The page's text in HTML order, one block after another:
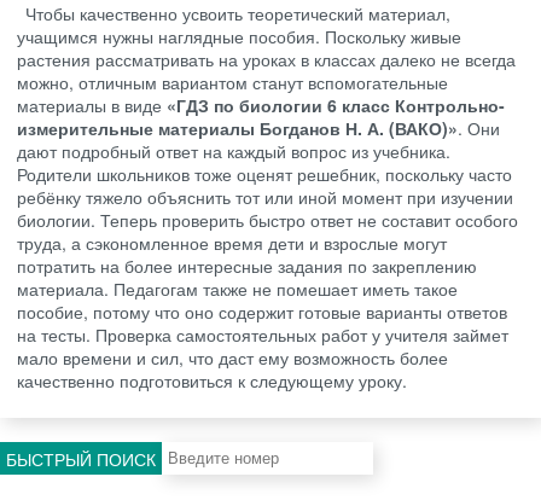
Чтобы качественно усвоить теоретический материал,
учащимся нужны наглядные пособия. Поскольку живые
растения рассматривать на уроках в классах далеко не всегда
можно, отличным вариантом станут вспомогательные
материалы в виде «ГДЗ по биологии 6 класс Контрольно-
измерительные материалы Богданов Н. А. (ВАКО)». Они
дают подробный ответ на каждый вопрос из учебника.
Родители школьников тоже оценят решебник, поскольку часто
ребёнку тяжело объяснить тот или иной момент при изучении
биологии. Теперь проверить быстро ответ не составит особого
труда, а сэкономленное время дети и взрослые могут
потратить на более интересные задания по закреплению
материала. Педагогам также не помешает иметь такое
пособие, потому что оно содержит готовые варианты ответов
на тесты. Проверка самостоятельных работ у учителя займет
мало времени и сил, что даст ему возможность более
качественно подготовиться к следующему уроку.
БЫСТРЫЙ ПОИСК